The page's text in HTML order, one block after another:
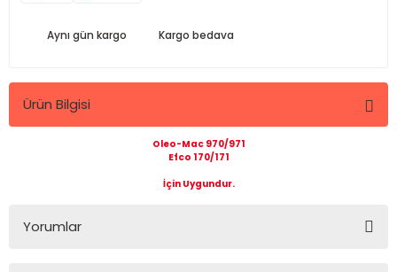
Aynı gün kargo Kargo bedava
Ürün Bilgisi
Oleo-Mac 970/971
Efco 170/171
İçin Uygundur.
Yorumlar